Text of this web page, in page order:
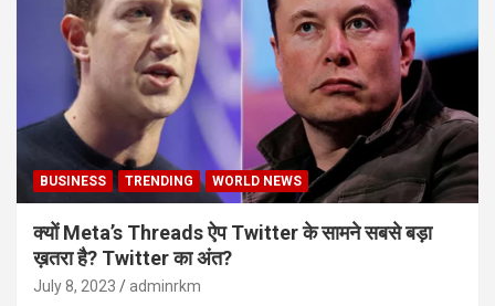
BUSINESS TRENDING WORLD NEWS
क्यों Meta’s Threads ऐप Twitter के सामने सबसे बड़ा
ख़तरा है? Twitter का अंत?
July 8, 2023 adminrkm